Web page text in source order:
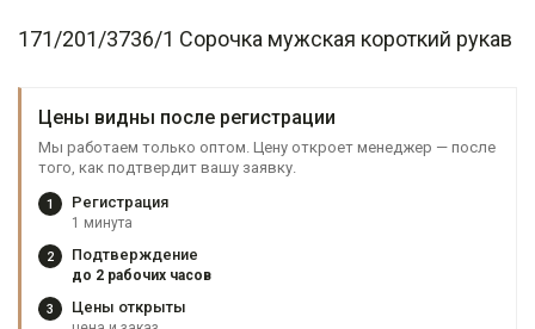
171/201/3736/1 Сорочка мужская короткий рукав
Цены видны после регистрации
Мы работаем только оптом. Цену откроет менеджер — после
того, как подтвердит вашу заявку.
1 Регистрация
1 минута
2 Подтверждение
до 2 рабочих часов
3 Цены открыты